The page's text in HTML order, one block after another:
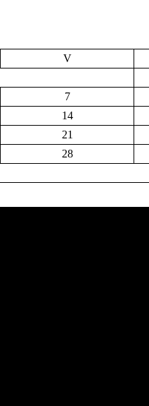
V
7
14
21
28